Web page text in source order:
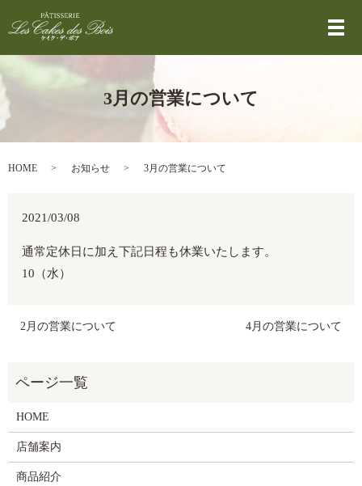
メ
3月の営業について
HOME お知らせ 3月の営業について
2021/03/08
通常定休日に加え下記日程も休業いたします。
10（水）
2月の営業について 4月の営業について
HOME
店舗案内
商品紹介